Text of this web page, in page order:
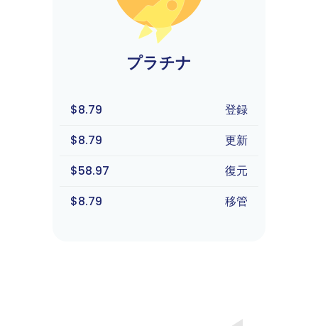
プラチナ
$8.79
登録
$8.79
更新
$58.97
復元
$8.79
移管